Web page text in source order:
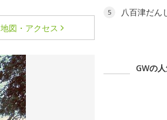
地図・アクセス
5
八百津だん
GWの